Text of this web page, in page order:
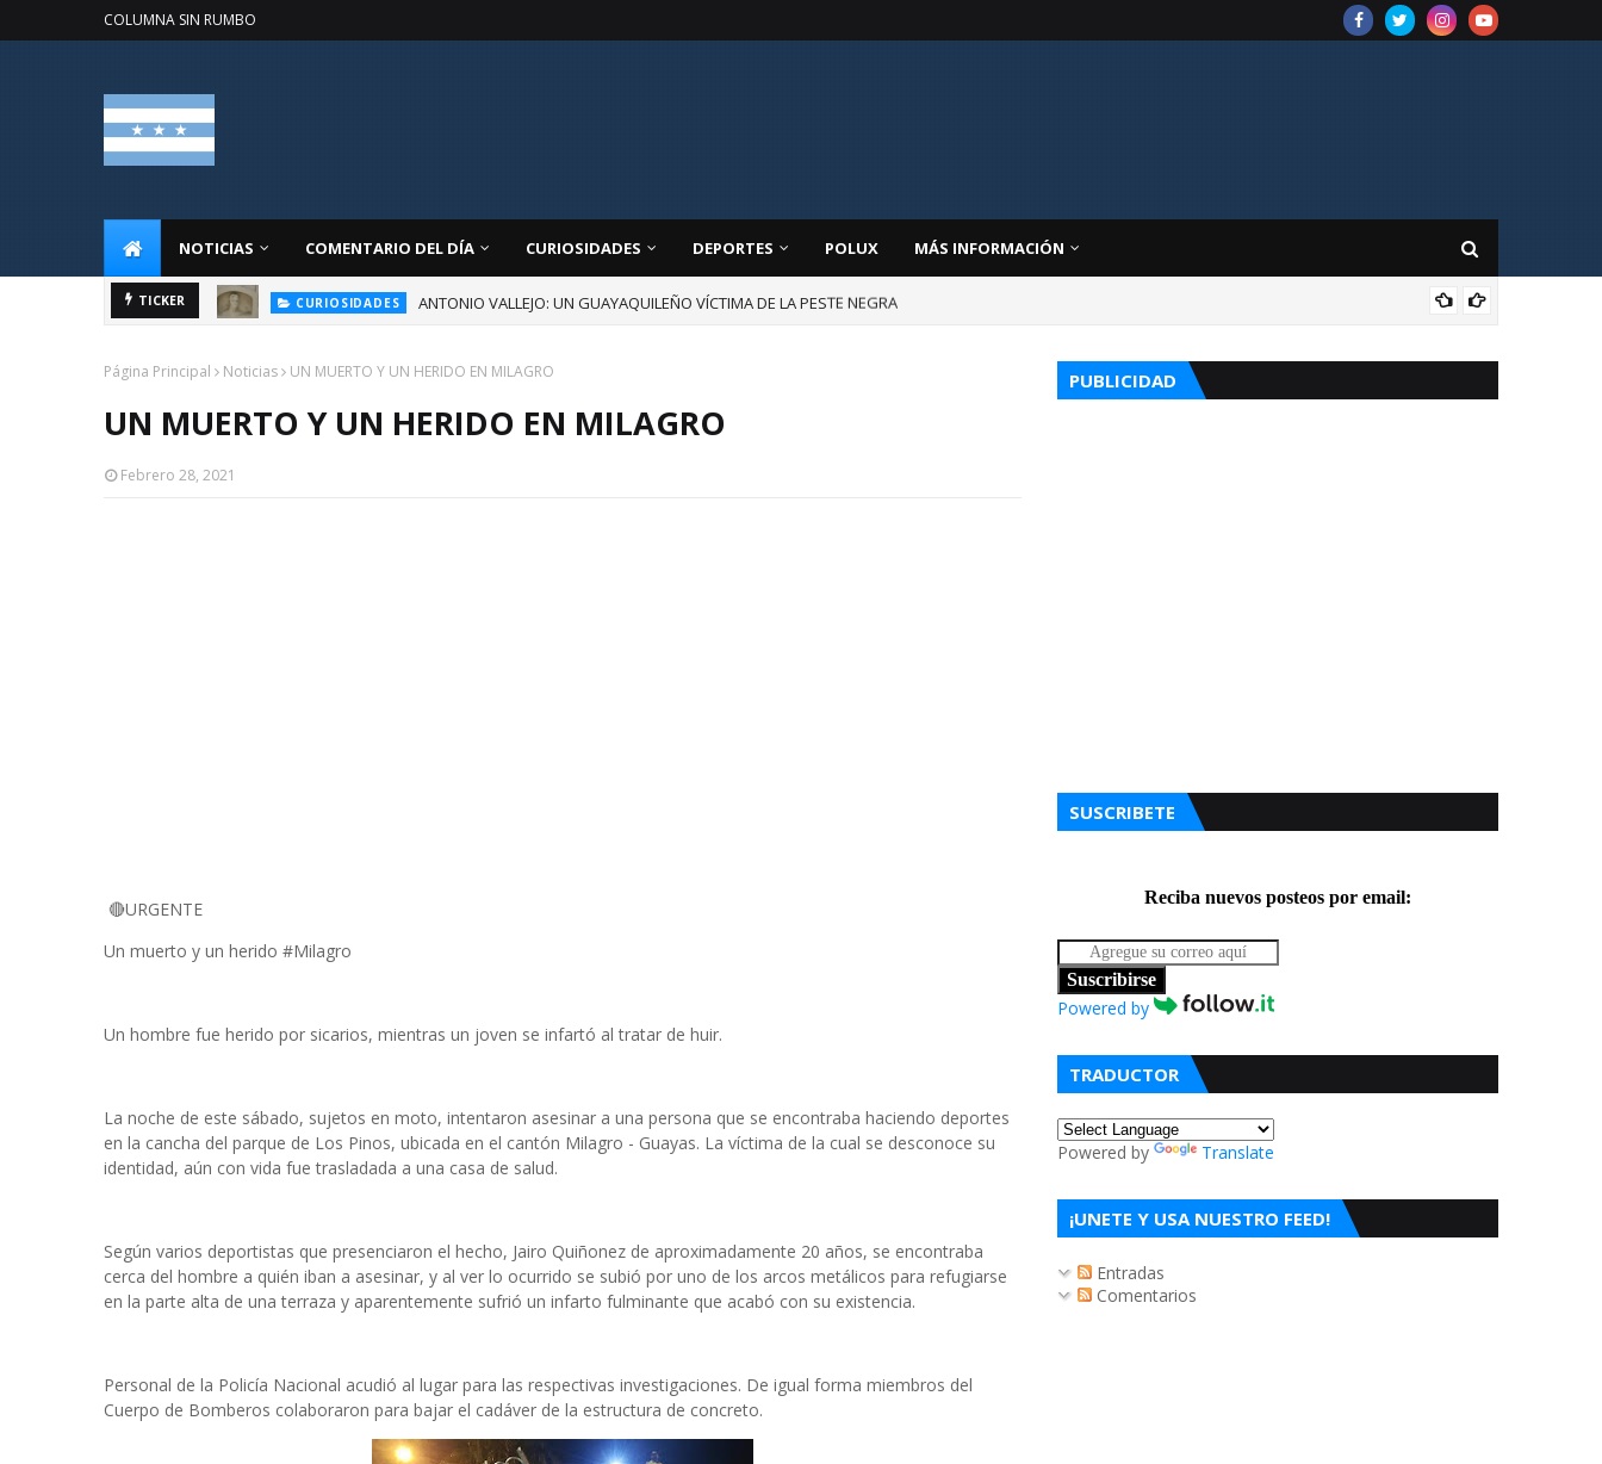
COLUMNA SIN RUMBO
NOTICIAS COMENTARIO DEL DÍA CURIOSIDADES DEPORTES POLUX MÁS INFORMACIÓN
TICKER CURIOSIDADES ANTONIO VALLEJO: UN GUAYAQUILEÑO VÍCTIMA DE LA PESTE NEGRA
Página Principal Noticias UN MUERTO Y UN HERIDO EN MILAGRO
UN MUERTO Y UN HERIDO EN MILAGRO
Febrero 28, 2021
🔴URGENTE
Un muerto y un herido #Milagro
Un hombre fue herido por sicarios, mientras un joven se infartó al tratar de huir.
La noche de este sábado, sujetos en moto, intentaron asesinar a una persona que se encontraba haciendo deportes
en la cancha del parque de Los Pinos, ubicada en el cantón Milagro - Guayas. La víctima de la cual se desconoce su
identidad, aún con vida fue trasladada a una casa de salud.
Según varios deportistas que presenciaron el hecho, Jairo Quiñonez de aproximadamente 20 años, se encontraba
cerca del hombre a quién iban a asesinar, y al ver lo ocurrido se subió por uno de los arcos metálicos para refugiarse
en la parte alta de una terraza y aparentemente sufrió un infarto fulminante que acabó con su existencia.
Personal de la Policía Nacional acudió al lugar para las respectivas investigaciones. De igual forma miembros del
Cuerpo de Bomberos colaboraron para bajar el cadáver de la estructura de concreto.
PUBLICIDAD
SUSCRIBETE
Reciba nuevos posteos por email:
Suscribirse
Powered by
TRADUCTOR
Powered by Translate
¡UNETE Y USA NUESTRO FEED!
Entradas
Comentarios